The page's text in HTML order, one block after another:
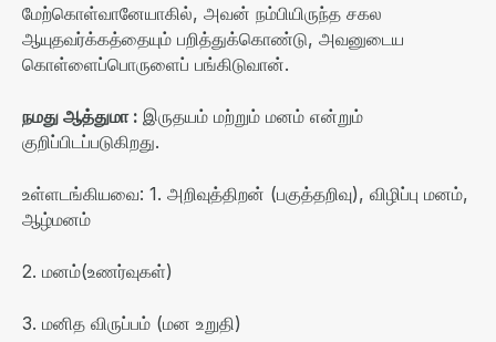
மேற்கொள்வானேயாகில், அவன் நம்பியிருந்த சகல
ஆயுதவர்க்கத்தையும் பறித்துக்கொண்டு, அவனுடைய
கொள்ளைப்பொருளைப் பங்கிடுவான்.
நமது ஆத்துமா: இருதயம் மற்றும் மனம் என்றும்
குறிப்பிடப்படுகிறது.
உள்ளடங்கியவை: 1. அறிவுத்திறன் (பகுத்தறிவு), விழிப்பு மனம்,
ஆழ்மனம்
2. மனம்(உணர்வுகள்)
3. மனித விருப்பம் (மன உறுதி)